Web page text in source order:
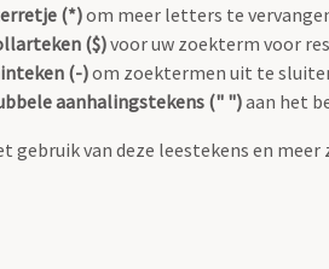
(*)om meer letters te
($)voor uw zoekterm voor
(-)om zoektermen uit te
aanhalingstekens (" ")aan het
gebruik van deze leestekens en